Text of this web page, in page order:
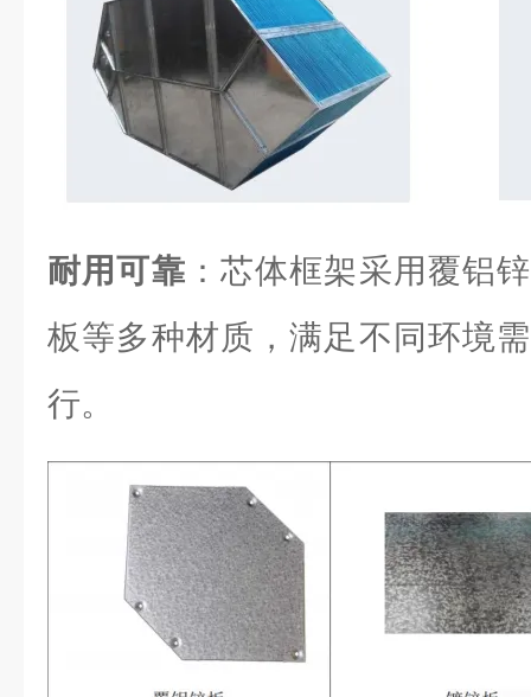
耐用可靠 ：芯体框架采用覆铝
板等多种材质，满足不同环境
行。